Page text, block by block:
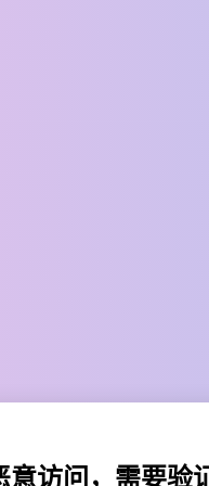
意访问，需要验